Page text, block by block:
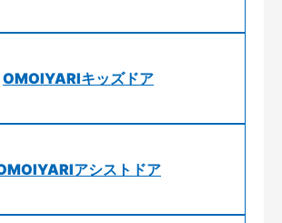
OMOIYARIキッズドア
アシストドア